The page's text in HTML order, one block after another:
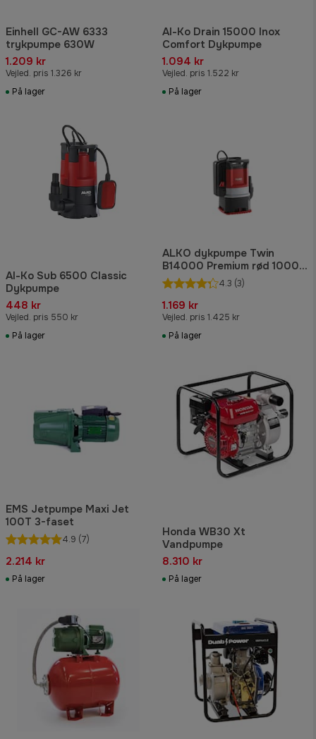
Einhell GC-AW 6333
trykpumpe 630W
1.209 kr
Vejled. pris 1.326 kr
På lager
Al-Ko Drain 15000 Inox
Comfort Dykpumpe
1.094 kr
Vejled. pris 1.522 kr
På lager
Al-Ko Sub 6500 Classic
Dykpumpe
448 kr
Vejled. pris 550 kr
På lager
ALKO dykpumpe Twin
B14000 Premium rød 1000
W
4.3 (3)
1.169 kr
Vejled. pris 1.425 kr
På lager
EMS Jetpumpe Maxi Jet
100T 3-faset
4.9 (7)
2.214 kr
På lager
Honda WB30 Xt
Vandpumpe
8.310 kr
På lager